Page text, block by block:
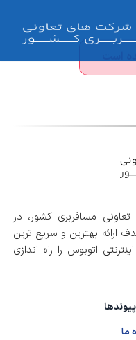
است
مسافربری کشور، در
ارائه بهترین و سریع ترین
اتوبوس را راه اندازی
ما